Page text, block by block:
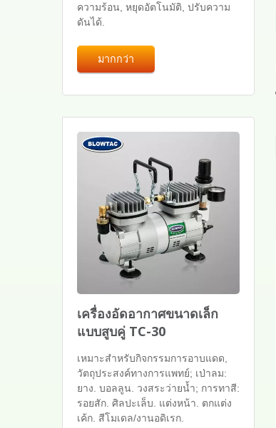
ความร้อน, หยุดอัตโนมัติ, ปรับความ
ดันได้.
มากกว่า
เครื่องอัดอากาศขนาดเล็ก
แบบสูบคู่ TC-30
เหมาะสำหรับกิจกรรมการอาบแดด,
วัตถุประสงค์ทางการแพทย์; เป่าลม:
ยาง. บอลลูน. วงสระว่ายน้ำ; การทาสี:
รอยสัก. ศิลปะเล็บ. แต่งหน้า. ตกแต่ง
เค้ก. สีโมเดล/งานอดิเรก.